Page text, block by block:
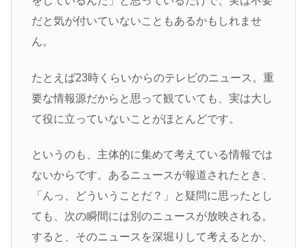
だと気が付いていないこともあるかもしれませ
ん。
たとえば23時くらいからのテレビのニュース。重
要な情報源だからと思って観ていても、実は大し
て役に立っていないことがほとんどです。
というのも、主体的に集めて考えている情報では
ないからです。あるニュースが報道されたとき、
「んっ、どういうことだ？」と疑問に思ったとし
ても、次の瞬間には別のニュースが放映される。
すると、そのニュースを深堀りして考えるとか、